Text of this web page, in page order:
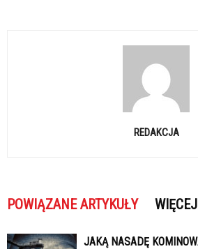
REDAKCJA
POWIĄZANE ARTYKUŁY
JAKĄ NASADĘ